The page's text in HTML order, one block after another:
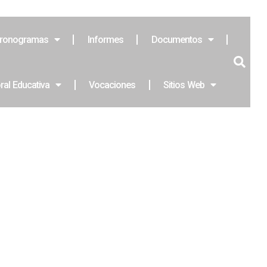
Informes Documentos
Educativa Vocaciones Sitios Web